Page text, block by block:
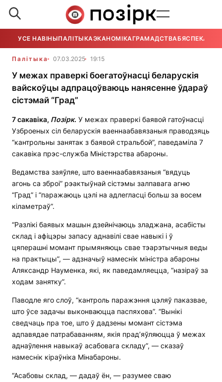
УСЕ НАВІНЫПАЛІТЫКАЭКАНОМІКАГРАМАДСТВАБЯСПЕКА
Палітыка 07.03.2025 19:15
У межах праверкі боегатоўнасці беларускія
вайскоўцы адпрацоўваюць нанясенне ўдараў
сістэмай “Град”
7 сакавіка, Позірк. У межах праверкі баявой гатоўнасці
Узброеных сіл беларускія ваеннаабавязаныя праводзяць
“кантрольны занятак з баявой стральбой”, паведаміла 7
сакавіка прэс-служба Міністэрства абароны.
Ведамства заяўляе, што ваеннаабавязаныя “вядуць
агонь са зброі” рэактыўнай сістэмы залпавага агню
“Град” і “паражаюць цэлі на адлегласці больш за восем
кіламетраў”.
“Разлікі баявых машын дзейнічаюць зладжана, асабісты
склад і афіцэры запасу аднавілі свае навыкі і ў
цяперашні момант прымяняюць свае тэарэтычныя веды
на практыцы”, — адзначыў намеснік міністра абароны
Аляксандр Науменка, які, як паведамляецца, “назіраў за
ходам занятку”.
Паводле яго слоў, “кантроль паражэння цэляў паказвае,
што ўсе задачы выконваюцца паспяхова”. “Вынікі
сведчаць пра тое, што ў дадзены момант сістэма
адпавядае патрабаванням, якія прад’яўляюцца ў межах
аднаўлення навыкаў асабовага складу”, — сказаў
намеснік кіраўніка Мінабароны.
“Асабовы склад, — дадаў ён, — разумее сваю